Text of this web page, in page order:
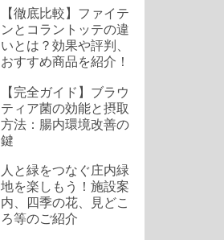
【徹底比較】ファイテ
ンとコラントッテの違
いとは？効果や評判、
おすすめ商品を紹介！
【完全ガイド】ブラウ
ティア菌の効能と摂取
方法：腸内環境改善の
鍵
人と緑をつなぐ庄内緑
地を楽しもう！施設案
内、四季の花、見どこ
ろ等のご紹介